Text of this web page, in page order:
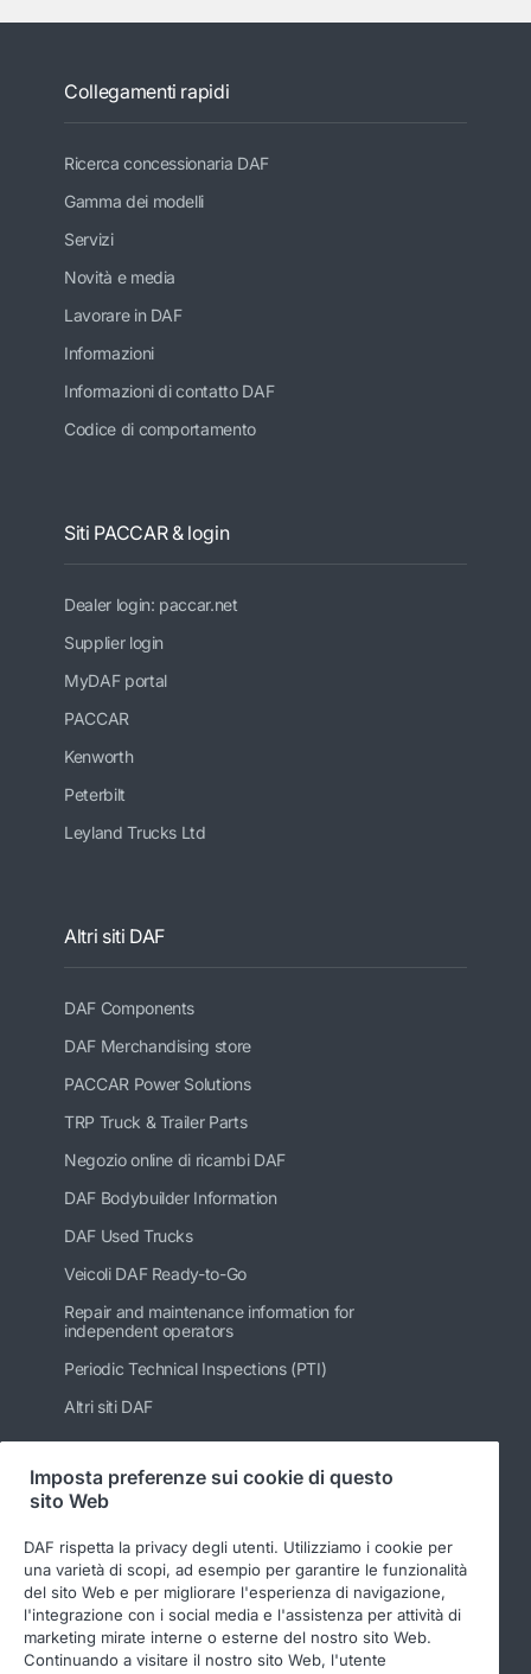
Collegamenti rapidi
Ricerca concessionaria DAF
Gamma dei modelli
Servizi
Novità e media
Lavorare in DAF
Informazioni
Informazioni di contatto DAF
Codice di comportamento
Siti PACCAR & login
Dealer login: paccar.net
Supplier login
MyDAF portal
PACCAR
Kenworth
Peterbilt
Leyland Trucks Ltd
Altri siti DAF
DAF Components
DAF Merchandising store
PACCAR Power Solutions
TRP Truck & Trailer Parts
Negozio online di ricambi DAF
DAF Bodybuilder Information
DAF Used Trucks
Veicoli DAF Ready-to-Go
Repair and maintenance information for
independent operators
Periodic Technical Inspections (PTI)
Altri siti DAF
Seguici
Imposta preferenze sui cookie di questo
sito Web
DAF rispetta la privacy degli utenti. Utilizziamo i cookie per
una varietà di scopi, ad esempio per garantire le funzionalità
del sito Web e per migliorare l'esperienza di navigazione,
l'integrazione con i social media e l'assistenza per attività di
marketing mirate interne o esterne del nostro sito Web.
Continuando a visitare il nostro sito Web, l'utente